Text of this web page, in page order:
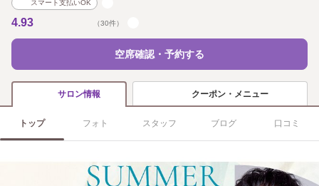
スマート支払いOK
4.93 （30件）
空席確認・予約する
サロン情報 クーポン・メニュー
トップ フォト スタッフ ブログ 口コミ